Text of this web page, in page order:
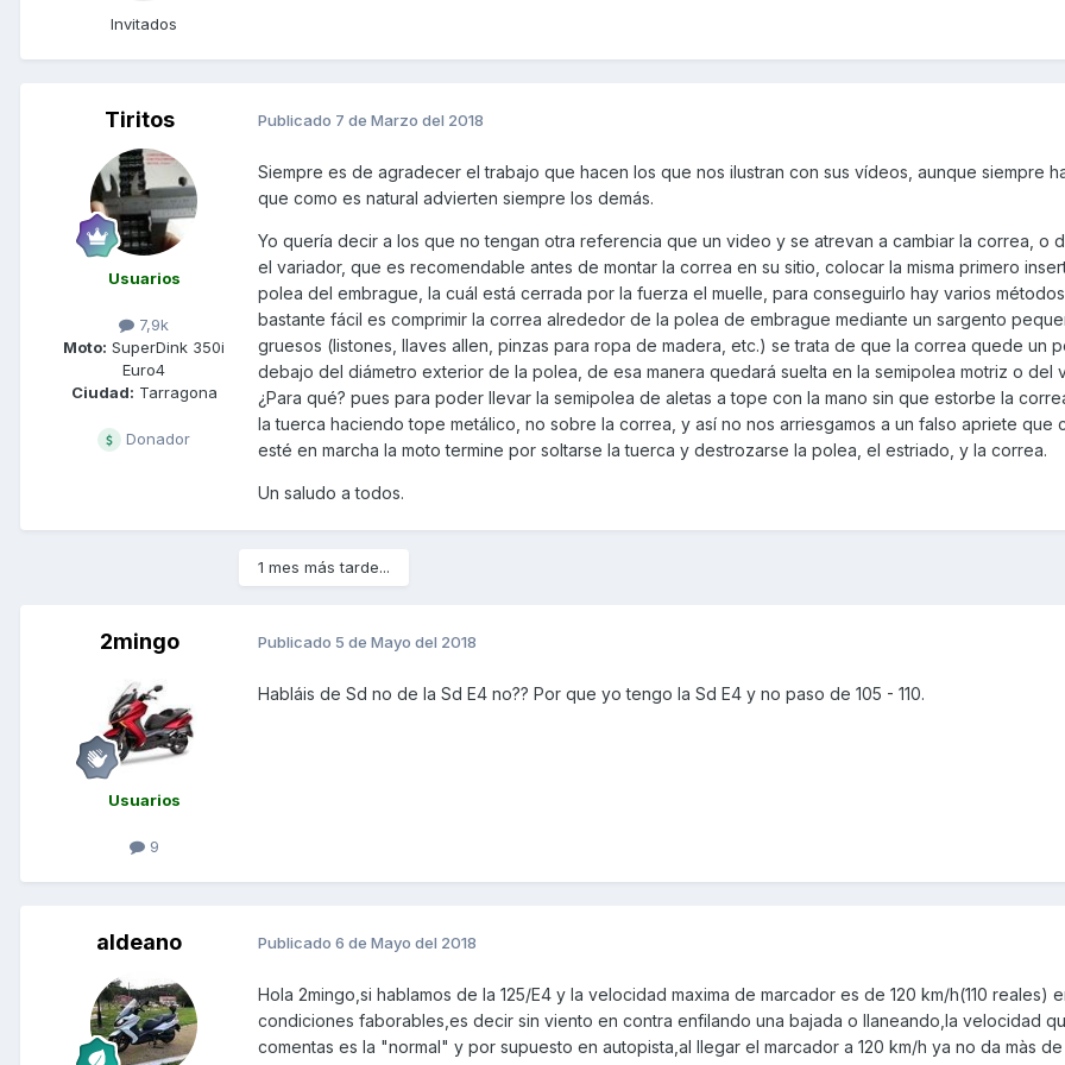
Invitados
Tiritos
Usuarios
7,9k
Moto: SuperDink 350i
Euro4
Ciudad: Tarragona
Donador
Publicado 7 de Marzo del 2018
Siempre es de agradecer el trabajo que hacen los que nos ilustran con sus vídeos, aunque siempre
que como es natural advierten siempre los demás.
Yo quería decir a los que no tengan otra referencia que un video y se atrevan a cambiar la correa, o
el variador, que es recomendable antes de montar la correa en su sitio, colocar la misma primero
polea del embrague, la cuál está cerrada por la fuerza el muelle, para conseguirlo hay varios
bastante fácil es comprimir la correa alrededor de la polea de embrague mediante un sargento
gruesos (listones, llaves allen, pinzas para ropa de madera, etc.) se trata de que la correa quede un
debajo del diámetro exterior de la polea, de esa manera quedará suelta en la semipolea motriz o del
¿Para qué? pues para poder llevar la semipolea de aletas a tope con la mano sin que estorbe la
la tuerca haciendo tope metálico, no sobre la correa, y así no nos arriesgamos a un falso apriete que
esté en marcha la moto termine por soltarse la tuerca y destrozarse la polea, el estriado, y la correa.
Un saludo a todos.
1 mes más tarde...
2mingo
Usuarios
9
Publicado 5 de Mayo del 2018
Habláis de Sd no de la Sd E4 no?? Por que yo tengo la Sd E4 y no paso de 105 - 110.
aldeano Publicado 6 de Mayo del 2018
Hola 2mingo,si hablamos de la 125/E4 y la velocidad maxima de marcador es de 120 km/h(110 reales)
condiciones faborables,es decir sin viento en contra enfilando una bajada o llaneando,la velocidad
comentas es la "normal" y por supuesto en autopista,al llegar el marcador a 120 km/h ya no da màs